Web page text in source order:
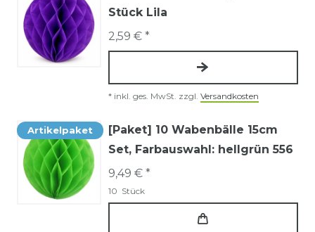
Stück Lila
2,59 € *
* inkl. ges. MwSt. zzgl. Versandkosten
Artikelpaket
[Paket] 10 Wabenbälle 15cm
Set, Farbauswahl: hellgrün 556
9,49 € *
10 Stück